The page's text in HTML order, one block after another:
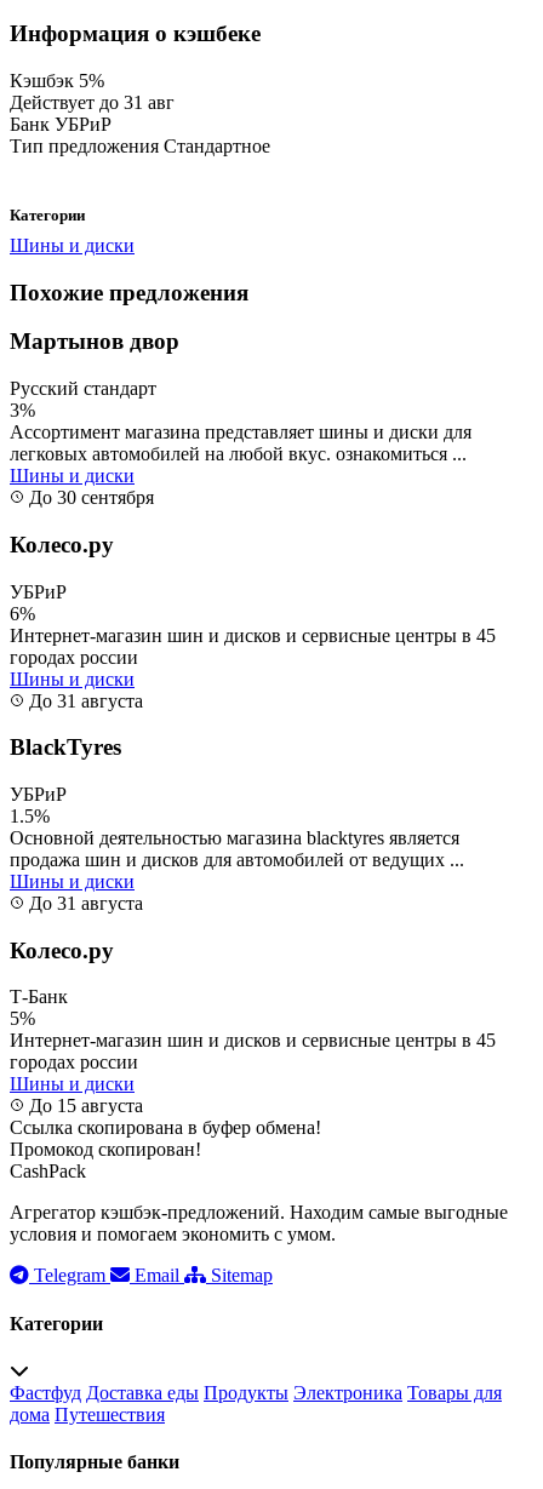
Информация о кэшбеке
Кэшбэк 5%
Действует до 31 авг
Банк УБРиР
Тип предложения Стандартное
Категории
Шины и диски
Похожие предложения
Мартынов двор
Русский стандарт
3%
Ассортимент магазина представляет шины и диски для
легковых автомобилей на любой вкус. ознакомиться ...
Шины и диски
До 30 сентября
Колесо.ру
УБРиР
6%
Интернет-магазин шин и дисков и сервисные центры в 45
городах россии
Шины и диски
До 31 августа
BlackTyres
УБРиР
1.5%
Основной деятельностью магазина blacktyres является
продажа шин и дисков для автомобилей от ведущих ...
Шины и диски
До 31 августа
Колесо.ру
Т-Банк
5%
Интернет-магазин шин и дисков и сервисные центры в 45
городах россии
Шины и диски
До 15 августа
Ссылка скопирована в буфер обмена!
Промокод скопирован!
CashPack
Агрегатор кэшбэк-предложений. Находим самые выгодные
условия и помогаем экономить с умом.
Telegram
Email Sitemap
Категории
Фастфуд Доставка еды Продукты Электроника Товары для
дома Путешествия
Популярные банки